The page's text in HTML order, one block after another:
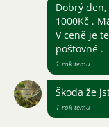
Dobrý
1000Kč .
V ceně je
poštovné .
1 rok temu
Škoda že
1 rok temu